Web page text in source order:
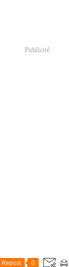
Publicité
Repost 0